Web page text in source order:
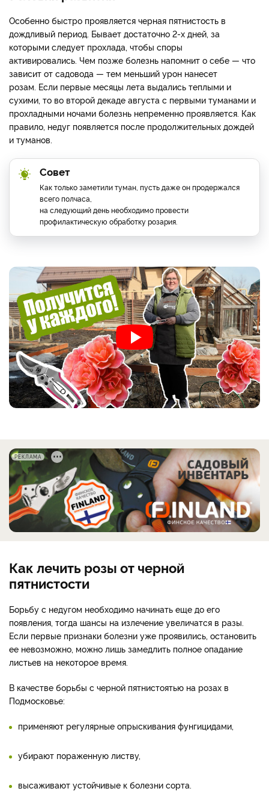
Особенно быстро проявляется черная пятнистость в
дождливый период. Бывает достаточно 2-х дней, за
которыми следует прохлада, чтобы споры
активировались. Чем позже болезнь напомнит о себе — что
зависит от садовода — тем меньший урон нанесет
розам. Если первые месяцы лета выдались теплыми и
сухими, то во второй декаде августа с первыми туманами и
прохладными ночами болезнь непременно проявляется. Как
правило, недуг появляется после продолжительных дождей
и туманов.
Совет
Как только заметили туман, пусть даже он продержался
всего полчаса,
на следующий день необходимо провести
профилактическую обработку розария.
РЕКЛАМА
Как лечить розы от черной
пятнистости
Борьбу с недугом необходимо начинать еще до его
появления, тогда шансы на излечение увеличатся в разы.
Если первые признаки болезни уже проявились, остановить
ее невозможно, можно лишь замедлить полное опадание
листьев на некоторое время.
В качестве борьбы с черной пятнистоятью на розах в
Подмосковье:
применяют регулярные опрыскивания фунгицидами,
убирают пораженную листву,
высаживают устойчивые к болезни сорта.